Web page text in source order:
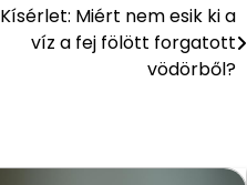
Kísérlet: Miért nem esik ki a
víz a fej fölött forgatott
vödörből?